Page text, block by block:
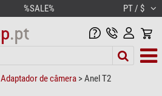
%SALE% PT / $
Adaptador de câmera >Anel T2